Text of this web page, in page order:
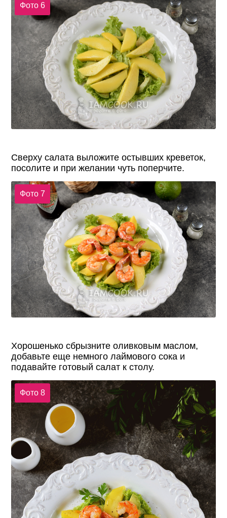
Фото 6
Сверху салата выложите остывших креветок,
посолите и при желании чуть поперчите.
Фото 7
Хорошенько сбрызните оливковым маслом,
добавьте еще немного лаймового сока и
подавайте готовый салат к столу.
Фото 8